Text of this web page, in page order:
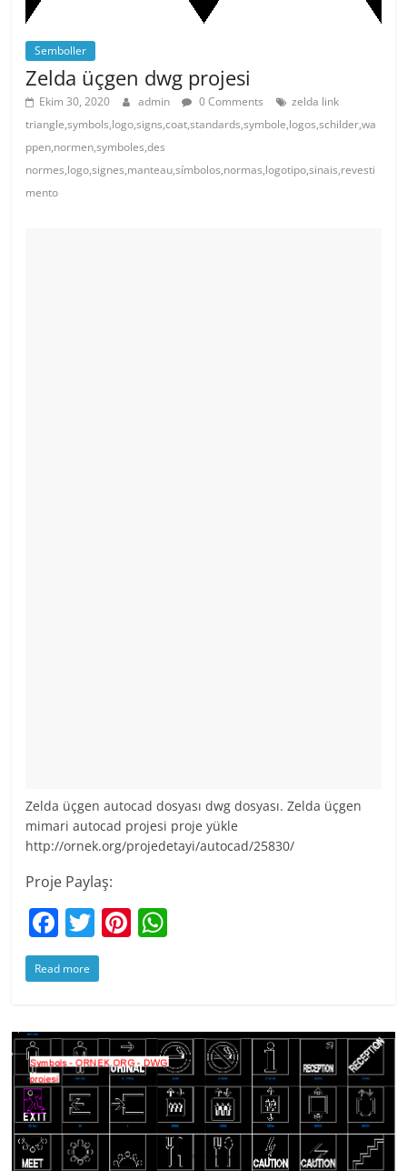
Semboller
Zelda üçgen dwg projesi
Ekim 30, 2020 admin 0 Comments
zelda link
triangle,symbols,logo,signs,coat,standards,symbole,logos,schilder,wa
ppen,normen,symboles,des
normes,logo,signes,manteau,símbolos,normas,logotipo,sinais,revesti
mento
Zelda üçgen autocad dosyası dwg dosyası. Zelda üçgen
mimari autocad projesi proje yükle
http://ornek.org/projedetayi/autocad/25830/
Proje Paylaş:
F
a
c
b
o
o
k
T
w
itt
Pi
st A
p
p
Read more